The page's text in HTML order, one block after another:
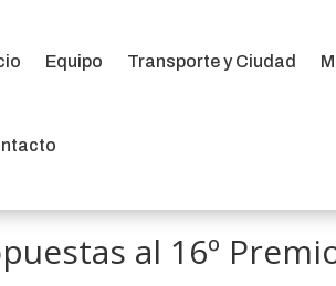
Equipo Transporte y Ciudad
al 16º